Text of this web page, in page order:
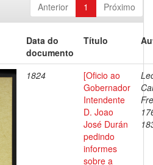
Anterior 1 Próximo
Data do
documento
Título
1824
[Oficio ao
Gobernador
Intendente
D. Joao
José Durán
pedindo
informes
sobre a